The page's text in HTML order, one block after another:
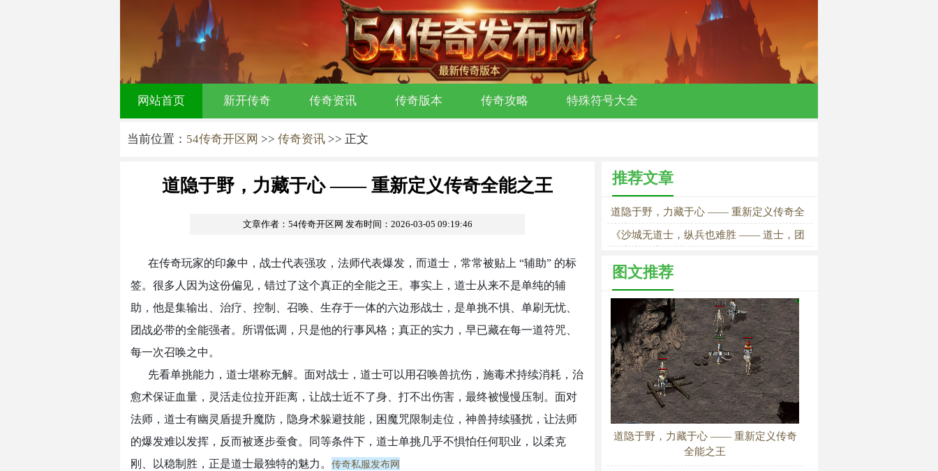
网站首页 新开传奇 传奇资讯 传奇版本 传奇攻略 特殊符号大全
当前位置： 54传奇开区网 >> 传奇资讯 >> 正文
道隐于野，力藏于心 —— 重新定义传奇全能之王
文章作者：54传奇开区网 发布时间：2026-03-05 09:19:46
在传奇玩家的印象中，战士代表强攻，法师代表爆发，而道士，常常被贴上 “辅助” 的标
签。很多人因为这份偏见，错过了这个真正的全能之王。事实上，道士从来不是单纯的辅
助，他是集输出、治疗、控制、召唤、生存于一体的六边形战士，是单挑不惧、单刷无忧、
团战必带的全能强者。所谓低调，只是他的行事风格；真正的实力，早已藏在每一道符咒、
每一次召唤之中。
先看单挑能力，道士堪称无解。面对战士，道士可以用召唤兽抗伤，施毒术持续消耗，治
愈术保证血量，灵活走位拉开距离，让战士近不了身、打不出伤害，最终被慢慢压制。面对
法师，道士有幽灵盾提升魔防，隐身术躲避技能，困魔咒限制走位，神兽持续骚扰，让法师
的爆发难以发挥，反而被逐步蚕食。同等条件下，道士单挑几乎不惧怕任何职业，以柔克
刚、以稳制胜，正是道士最独特的魅力。 传奇私服发布网
推荐文章
道隐于野，力藏于心 —— 重新定义传奇全
能之王
《沙城无道士，纵兵也难胜 —— 道士，团
图文推荐
道隐于野，力藏于心 —— 重新定义传奇
全能之王